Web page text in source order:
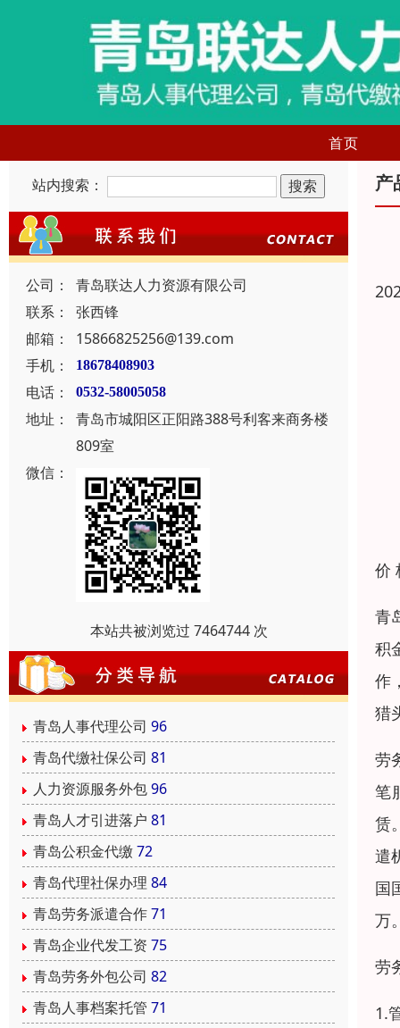
首页
站内搜索：
公司：
青岛联达人力资源有限公司
联系：
张西锋
邮箱：
15866825256@139.com
手机：
18678408903
电话： 0532-58005058
地址：
青岛市城阳区正阳路388号利客来商务楼
809室
微信：
本站共被浏览过 7464744 次
青岛人事代理公司 96
青岛代缴社保公司 81
人力资源服务外包96
青岛人才引进落户 81
青岛公积金代缴72
青岛代理社保办理 84
青岛劳务派遣合作71
青岛企业代发工资 75
青岛劳务外包公司 82
青岛人事档案托管 71
产
价
青
积
作
猎
劳
笔
赁
遣
国
万
劳
1.